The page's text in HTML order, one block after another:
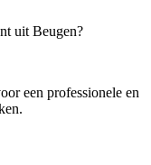
uit Beugen?
een professionele en